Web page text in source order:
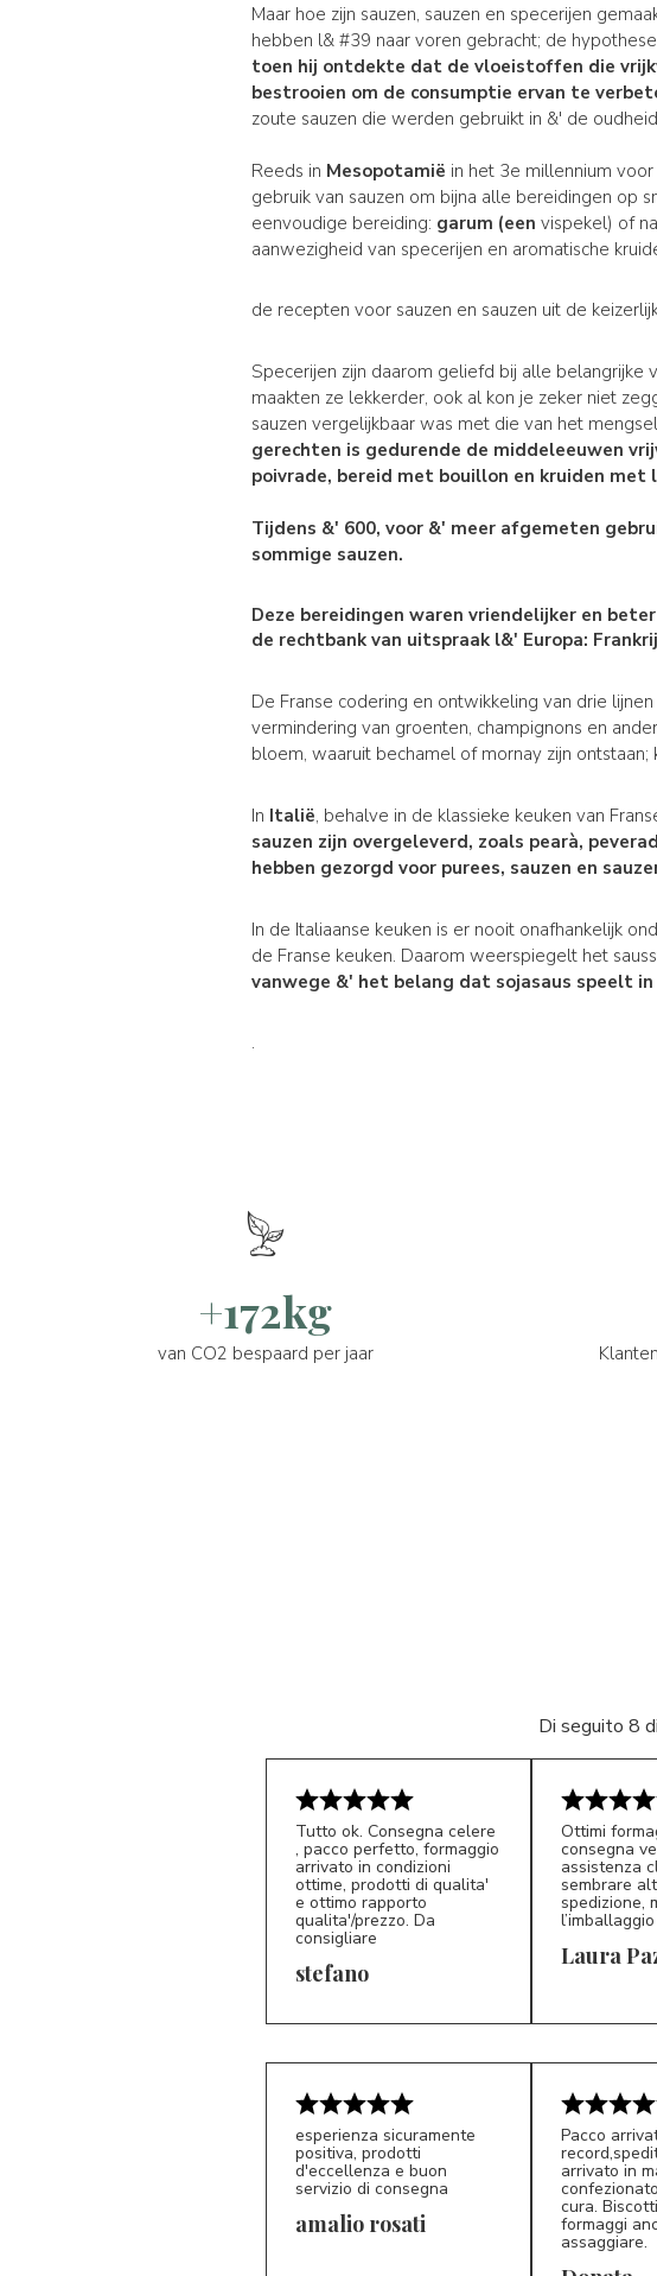
Maar hoe zijn sauzen, sauzen en specerijen
hebben l& #39 naar voren gebracht; de
toen hij ontdekte dat de vloeistoffen die
bestrooien om de consumptie ervan te
zoute sauzen die werden gebruikt in &' de
Reeds in Mesopotamië in het 3e millennium
gebruik van sauzen om bijna alle bereidingen op
eenvoudige bereiding: garum (een vispekel) of
aanwezigheid van specerijen en aromatische
de recepten voor sauzen en sauzen uit de
Specerijen zijn daarom geliefd bij alle belangrijke
maakten ze lekkerder, ook al kon je zeker niet
sauzen vergelijkbaar was met die van het
gerechten is gedurende de middeleeuwen
poivrade, bereid met bouillon en kruiden
Tijdens &' 600, voor &' meer afgemeten
sommige sauzen.
Deze bereidingen waren vriendelijker en
de rechtbank van uitspraak l&' Europa:
De Franse codering en ontwikkeling van drie
vermindering van groenten, champignons en
bloem, waaruit bechamel of mornay zijn
In Italië, behalve in de klassieke keuken van
sauzen zijn overgeleverd, zoals pearà,
hebben gezorgd voor purees, sauzen en
In de Italiaanse keuken is er nooit onafhankelijk
de Franse keuken. Daarom weerspiegelt het
vanwege &' het belang dat sojasaus speelt in
.
+172kg
van CO2 bespaard per jaar
Di seguito 8
S*
Tutto ok. Consegna celere
, pacco perfetto, formaggio
arrivato in condizioni
ottime, prodotti di qualita'
e ottimo rapporto
qualita'/prezzo. Da
consigliare
stefano LP
Ottimi
consegna
assistenza
sembrare
spedizione,
Laura
esperienza sicuramente
positiva, prodotti
d'eccellenza e buon
servizio di consegna
amalio rosati
Pacco
arrivato in
cura.
formaggi
assaggiare.